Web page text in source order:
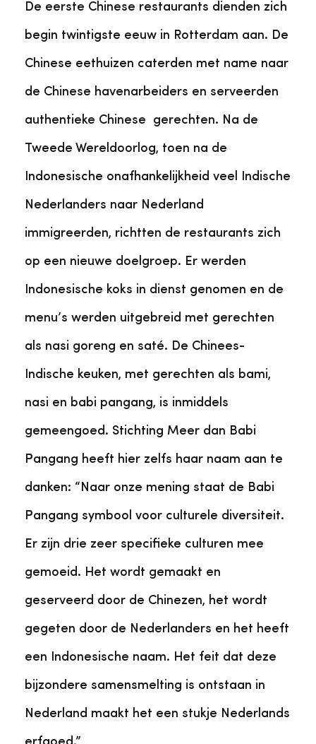
De eerste Chinese restaurants dienden zich
begin twintigste eeuw in Rotterdam aan. De
Chinese eethuizen caterden met name naar
de Chinese havenarbeiders en serveerden
authentieke Chinese gerechten. Na de
Tweede Wereldoorlog, toen na de
Indonesische onafhankelijkheid veel Indische
Nederlanders naar Nederland
immigreerden, richtten de restaurants zich
op een nieuwe doelgroep. Er werden
Indonesische koks in dienst genomen en de
menu’s werden uitgebreid met gerechten
als nasi goreng en saté. De Chinees-
Indische keuken, met gerechten als bami,
nasi en babi pangang, is inmiddels
gemeengoed. Stichting Meer dan Babi
Pangang heeft hier zelfs haar naam aan te
danken: “Naar onze mening staat de Babi
Pangang symbool voor culturele diversiteit.
Er zijn drie zeer specifieke culturen mee
gemoeid. Het wordt gemaakt en
geserveerd door de Chinezen, het wordt
gegeten door de Nederlanders en het heeft
een Indonesische naam. Het feit dat deze
bijzondere samensmelting is ontstaan in
Nederland maakt het een stukje Nederlands